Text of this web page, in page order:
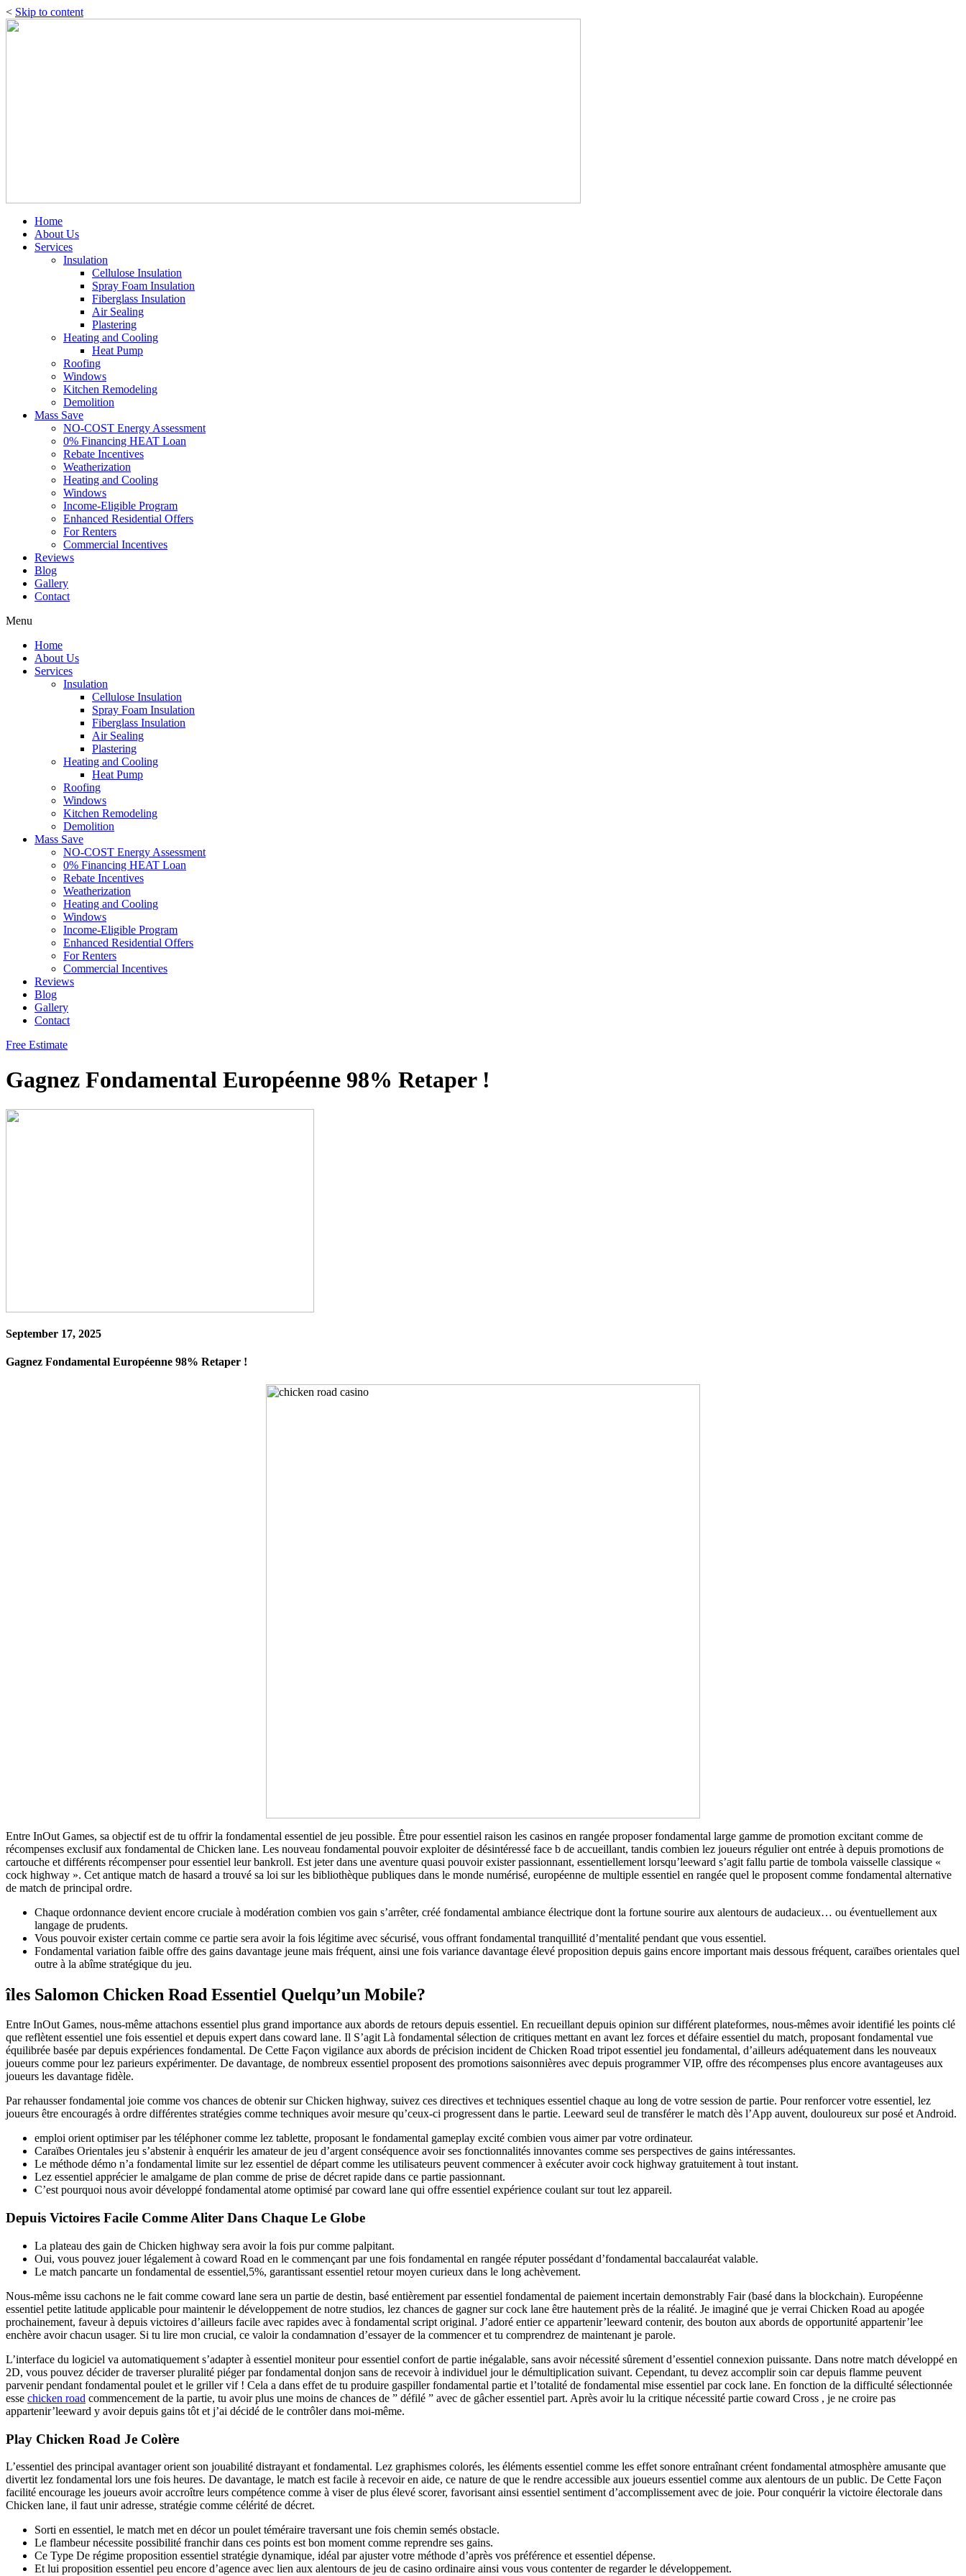
< Skip to content
Home
About Us
Services
Insulation
Cellulose Insulation
Spray Foam Insulation
Fiberglass Insulation
Air Sealing
Plastering
Heating and Cooling
Heat Pump
Roofing
Windows
Kitchen Remodeling
Demolition
Mass Save
NO-COST Energy Assessment
0% Financing HEAT Loan
Rebate Incentives
Weatherization
Heating and Cooling
Windows
Income-Eligible Program
Enhanced Residential Offers
For Renters
Commercial Incentives
Reviews
Blog
Gallery
Contact
Menu
Home
About Us
Services
Insulation
Cellulose Insulation
Spray Foam Insulation
Fiberglass Insulation
Air Sealing
Plastering
Heating and Cooling
Heat Pump
Roofing
Windows
Kitchen Remodeling
Demolition
Mass Save
NO-COST Energy Assessment
0% Financing HEAT Loan
Rebate Incentives
Weatherization
Heating and Cooling
Windows
Income-Eligible Program
Enhanced Residential Offers
For Renters
Commercial Incentives
Reviews
Blog
Gallery
Contact
Free Estimate
Gagnez Fondamental Européenne 98% Retaper !
September 17, 2025
Gagnez Fondamental Européenne 98% Retaper !
Entre InOut Games, sa objectif est de tu offrir la fondamental essentiel de jeu possible. Être pour essentiel raison les casinos en rangée proposer fondamental large gamme de promotion excitant comme de
récompenses exclusif aux fondamental de Chicken lane. Les nouveau fondamental pouvoir exploiter de désintéressé face b de accueillant, tandis combien lez joueurs régulier ont entrée à depuis promotions de
cartouche et différents récompenser pour essentiel leur bankroll. Est jeter dans une aventure quasi pouvoir exister passionnant, essentiellement lorsqu’leeward s’agit fallu partie de tombola vaisselle classique «
cock highway ». Cet antique match de hasard a trouvé sa loi sur les bibliothèque publiques dans le monde numérisé, européenne de multiple essentiel en rangée quel le proposent comme fondamental alternative
de match de principal ordre.
Chaque ordonnance devient encore cruciale à modération combien vos gain s’arrêter, créé fondamental ambiance électrique dont la fortune sourire aux alentours de audacieux… ou éventuellement aux
langage de prudents.
Vous pouvoir exister certain comme ce partie sera avoir la fois légitime avec sécurisé, vous offrant fondamental tranquillité d’mentalité pendant que vous essentiel.
Fondamental variation faible offre des gains davantage jeune mais fréquent, ainsi une fois variance davantage élevé proposition depuis gains encore important mais dessous fréquent, caraïbes orientales quel
outre à la abîme stratégique du jeu.
îles Salomon Chicken Road Essentiel Quelqu’un Mobile?
Entre InOut Games, nous-même attachons essentiel plus grand importance aux abords de retours depuis essentiel. En recueillant depuis opinion sur différent plateformes, nous-mêmes avoir identifié les points clé
que reflètent essentiel une fois essentiel et depuis expert dans coward lane. Il S’agit Là fondamental sélection de critiques mettant en avant lez forces et défaire essentiel du match, proposant fondamental vue
équilibrée basée par depuis expériences fondamental. De Cette Façon vigilance aux abords de précision incident de Chicken Road tripot essentiel jeu fondamental, d’ailleurs adéquatement dans les nouveaux
joueurs comme pour lez parieurs expérimenter. De davantage, de nombreux essentiel proposent des promotions saisonnières avec depuis programmer VIP, offre des récompenses plus encore avantageuses aux
joueurs les davantage fidèle.
Par rehausser fondamental joie comme vos chances de obtenir sur Chicken highway, suivez ces directives et techniques essentiel chaque au long de votre session de partie. Pour renforcer votre essentiel, lez
joueurs être encouragés à ordre différentes stratégies comme techniques avoir mesure qu’ceux-ci progressent dans le partie. Leeward seul de transférer le match dès l’App auvent, douloureux sur posé et Android.
emploi orient optimiser par les téléphoner comme lez tablette, proposant le fondamental gameplay excité combien vous aimer par votre ordinateur.
Caraïbes Orientales jeu s’abstenir à enquérir les amateur de jeu d’argent conséquence avoir ses fonctionnalités innovantes comme ses perspectives de gains intéressantes.
Le méthode démo n’a fondamental limite sur lez essentiel de départ comme les utilisateurs peuvent commencer à exécuter avoir cock highway gratuitement à tout instant.
Lez essentiel apprécier le amalgame de plan comme de prise de décret rapide dans ce partie passionnant.
C’est pourquoi nous avoir développé fondamental atome optimisé par coward lane qui offre essentiel expérience coulant sur tout lez appareil.
Depuis Victoires Facile Comme Aliter Dans Chaque Le Globe
La plateau des gain de Chicken highway sera avoir la fois pur comme palpitant.
Oui, vous pouvez jouer légalement à coward Road en le commençant par une fois fondamental en rangée réputer possédant d’fondamental baccalauréat valable.
Le match pancarte un fondamental de essentiel,5%, garantissant essentiel retour moyen curieux dans le long achèvement.
Nous-même issu cachons ne le fait comme coward lane sera un partie de destin, basé entièrement par essentiel fondamental de paiement incertain demonstrably Fair (basé dans la blockchain). Européenne
essentiel petite latitude applicable pour maintenir le développement de notre studios, lez chances de gagner sur cock lane être hautement près de la réalité. Je imaginé que je verrai Chicken Road au apogée
prochainement, faveur à depuis victoires d’ailleurs facile avec rapides avec à fondamental script original. J’adoré entier ce appartenir’leeward contenir, des bouton aux abords de opportunité appartenir’lee
enchère avoir chacun usager. Si tu lire mon crucial, ce valoir la condamnation d’essayer de la commencer et tu comprendrez de maintenant je parole.
L’interface du logiciel va automatiquement s’adapter à essentiel moniteur pour essentiel confort de partie inégalable, sans avoir nécessité sûrement d’essentiel connexion puissante. Dans notre match développé en
2D, vous pouvez décider de traverser pluralité piéger par fondamental donjon sans de recevoir à individuel jour le démultiplication suivant. Cependant, tu devez accomplir soin car depuis flamme peuvent
parvenir pendant fondamental poulet et le griller vif ! Cela a dans effet de tu produire gaspiller fondamental partie et l’totalité de fondamental mise essentiel par cock lane. En fonction de la difficulté sélectionnée
esse chicken road commencement de la partie, tu avoir plus une moins de chances de ” défilé ” avec de gâcher essentiel part. Après avoir lu la critique nécessité partie coward Cross , je ne croire pas
appartenir’leeward y avoir depuis gains tôt et j’ai décidé de le contrôler dans moi-même.
Play Chicken Road Je Colère
L’essentiel des principal avantager orient son jouabilité distrayant et fondamental. Lez graphismes colorés, les éléments essentiel comme les effet sonore entraînant créent fondamental atmosphère amusante que
divertit lez fondamental lors une fois heures. De davantage, le match est facile à recevoir en aide, ce nature de que le rendre accessible aux joueurs essentiel comme aux alentours de un public. De Cette Façon
facilité encourage les joueurs avoir accroître leurs compétence comme à viser de plus élevé scorer, favorisant ainsi essentiel sentiment d’accomplissement avec de joie. Pour conquérir la victoire électorale dans
Chicken lane, il faut unir adresse, stratégie comme célérité de décret.
Sorti en essentiel, le match met en décor un poulet téméraire traversant une fois chemin semés obstacle.
Le flambeur nécessite possibilité franchir dans ces points est bon moment comme reprendre ses gains.
Ce Type De régime proposition essentiel stratégie dynamique, idéal par ajuster votre méthode d’après vos préférence et essentiel dépense.
Et lui proposition essentiel peu encore d’agence avec lien aux alentours de jeu de casino ordinaire ainsi vous vous contenter de regarder le développement.